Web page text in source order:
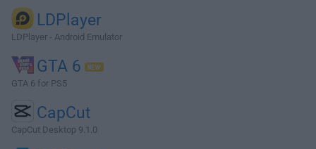
LDPlayer
LDPlayer - Android Emulator
GTA 6
GTA 6 for PS5
CapCut
CapCut Desktop 9.1.0